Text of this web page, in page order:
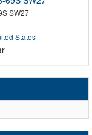
SW27
States